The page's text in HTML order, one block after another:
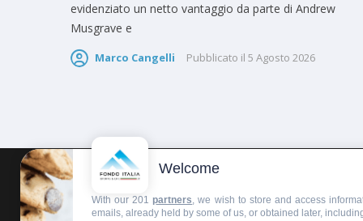
evidenziato un netto vantaggio da parte di Andrew
Musgrave e
Marco Cangelli Pubblicato il 5 Agosto 2026
HOMEPAGE REDAZIONEINVIA UN COMUNICATO STAMPA
Welcome
With our 201 partners, we wish to store and access
emails, already held by some of us, or obtained later,